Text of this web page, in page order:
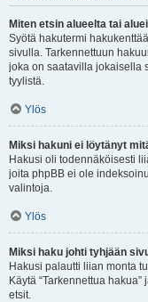
Miten etsin alueelta tai
Syötä hakutermi
sivulla. Tarkennettuun
joka on saatavilla jokaisella
tyylistä.
Ylös
Miksi hakuni ei löytänyt
Hakusi oli todennäköisesti
joita phpBB ei ole
valintoja.
Ylös
Miksi haku johti tyhjään
Hakusi palautti liian monta
Käytä “Tarkennettua
etsit.